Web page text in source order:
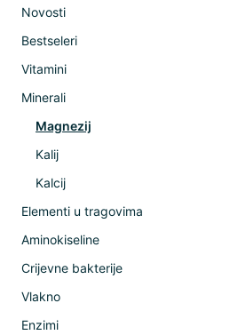
Novosti
Bestseleri
Vitamini
Minerali
Magnezij
Kalij
Kalcij
Elementi u tragovima
Aminokiseline
Crijevne bakterije
Vlakno
Enzimi